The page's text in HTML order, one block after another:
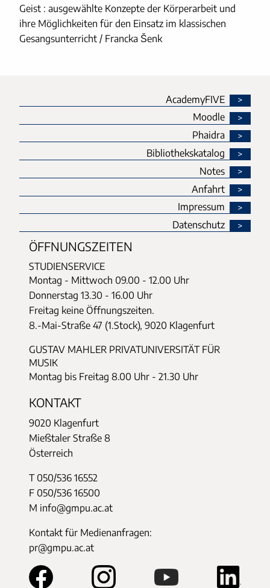
Geist : ausgewählte Konzepte der Körperarbeit und
ihre Möglichkeiten für den Einsatz im klassischen
Gesangsunterricht / Francka Šenk
AcademyFIVE
Moodle
Phaidra
Bibliothekskatalog
Notes
Anfahrt
Impressum
Datenschutz
ÖFFNUNGSZEITEN
STUDIENSERVICE
Montag - Mittwoch 09.00 - 12.00 Uhr
Donnerstag 13.30 - 16.00 Uhr
Freitag keine Öffnungszeiten.
8.-Mai-Straße 47 (1.Stock), 9020 Klagenfurt
GUSTAV MAHLER PRIVATUNIVERSITÄT FÜR
MUSIK
Montag bis Freitag 8.00 Uhr - 21.30 Uhr
KONTAKT
9020 Klagenfurt
Mießtaler Straße 8
Österreich
T 050/536 16552
F 050/536 16500
M info@gmpu.ac.at
Kontakt für Medienanfragen:
pr@gmpu.ac.at